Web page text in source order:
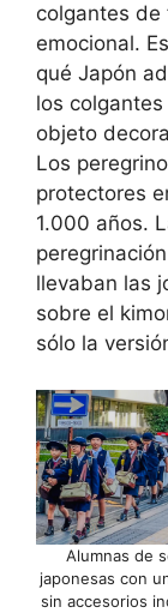
colgantes de
emocional.
qué Japón
los
objeto
Los
protectores
1.000 años.
llevaban las
sobre el
sólo la
Alumnas de
japonesas con
sin accesorios